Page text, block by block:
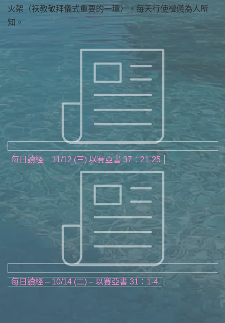
火架（祆教敬拜儀式重要的一環），每天行使禮儀為人所
知。
每日讀經 – 11/12 (三) 以賽亞書 37：21-25
每日讀經 – 10/14 (二) – 以賽亞書 31：1-4